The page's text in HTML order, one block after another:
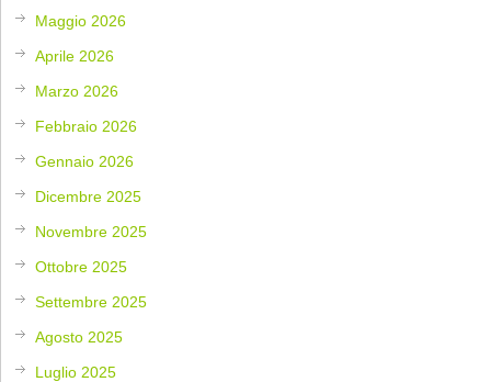
Maggio 2026
Aprile 2026
Marzo 2026
Febbraio 2026
Gennaio 2026
Dicembre 2025
Novembre 2025
Ottobre 2025
Settembre 2025
Agosto 2025
Luglio 2025